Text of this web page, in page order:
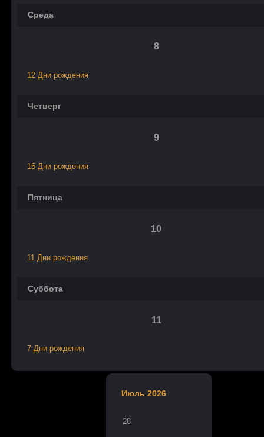
Среда
8
12 Дни рождения
Четверг
9
15 Дни рождения
Пятница
10
11 Дни рождения
Суббота
11
7 Дни рождения
Июль 2026
28